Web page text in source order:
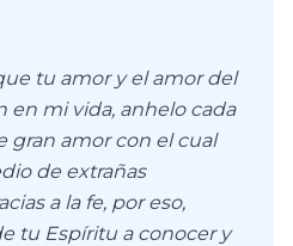
tu amor y el amor del
en mi vida, anhelo cada
gran amor con el cual
de extrañas
a la fe, por eso,
tu Espíritu a conocer y